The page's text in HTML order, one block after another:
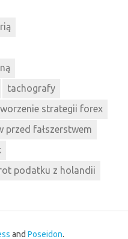
tachografy
strategii forex
przed fałszerstwem
podatku z holandii
and Poseidon.